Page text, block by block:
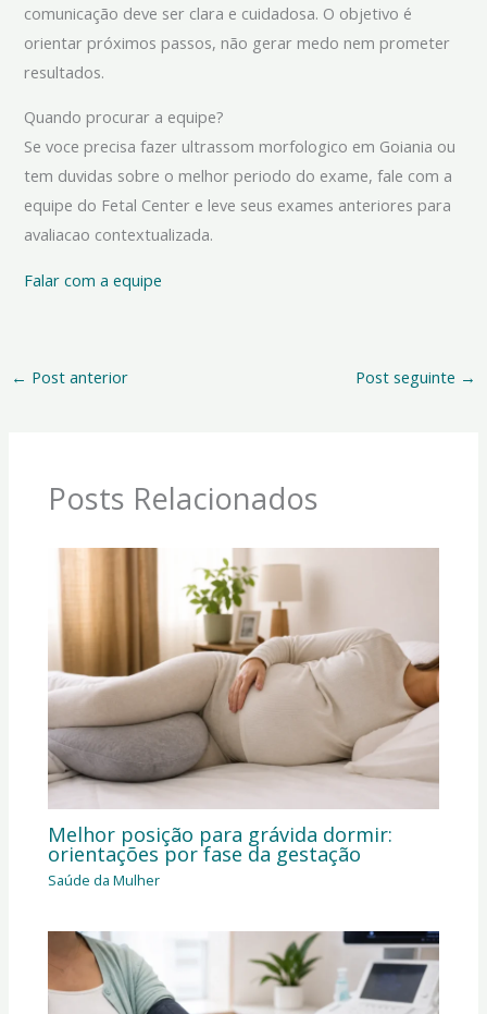
comunicação deve ser clara e cuidadosa. O objetivo é
orientar próximos passos, não gerar medo nem prometer
resultados.
Quando procurar a equipe?
Se voce precisa fazer ultrassom morfologico em Goiania ou
tem duvidas sobre o melhor periodo do exame, fale com a
equipe do Fetal Center e leve seus exames anteriores para
avaliacao contextualizada.
Falar com a equipe
← Post anterior Post seguinte →
Posts Relacionados
Melhor posição para grávida dormir:
orientações por fase da gestação
Saúde da Mulher